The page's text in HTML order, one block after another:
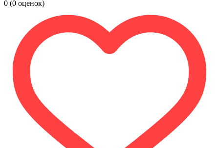
0 (0 оценок)